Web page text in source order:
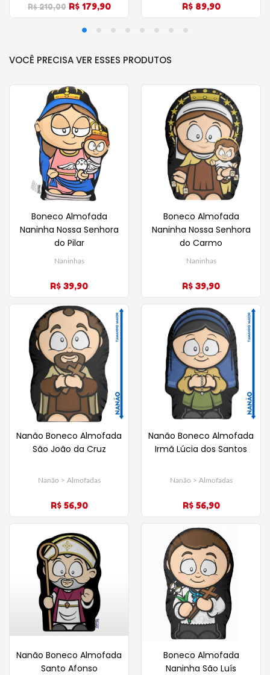
R$ 210,00 R$ 179,90 R$ 89,90
VOCÊ PRECISA VER ESSES PRODUTOS
Boneco Almofada
Naninha Nossa Senhora
do Pilar
Naninhas
R$ 39,90
Boneco Almofada
Naninha Nossa Senhora
do Carmo
Naninhas
R$ 39,90
Nanão Boneco Almofada
São João da Cruz
Nanão > Almofadas
R$ 56,90
Nanão Boneco Almofada
Irmã Lúcia dos Santos
Nanão > Almofadas
R$ 56,90
Nanão Boneco Almofada
Santo Afonso
Boneco Almofada
Naninha São Luís